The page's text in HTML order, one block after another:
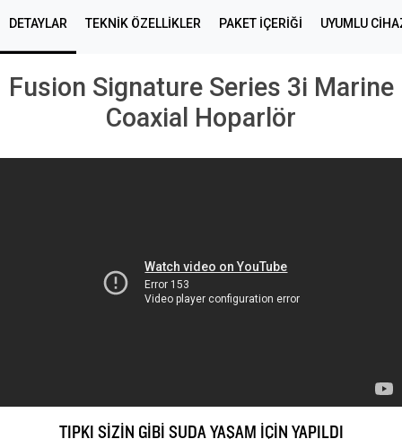
DETAYLAR TEKNIK ÖZELLIKLER PAKET İÇERİĞİ UYUMLU
Fusion Signature Series 3i Marine
Coaxial Hoparlör
TIPKI SİZİN GİBİ SUDA YAŞAM İÇİN YAPILDI